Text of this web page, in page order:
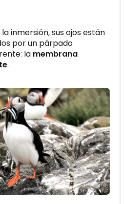
inmersión, sus ojos están
por un párpado
la membrana
.